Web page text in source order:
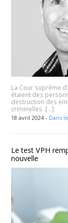
La Cour suprême
étaient des
destruction des
criminelles. […]
18 avril 2024 - Dans
Le test VPH
nouvelle